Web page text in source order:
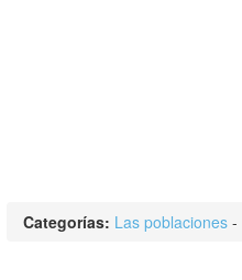
Categorías: Las poblaciones -